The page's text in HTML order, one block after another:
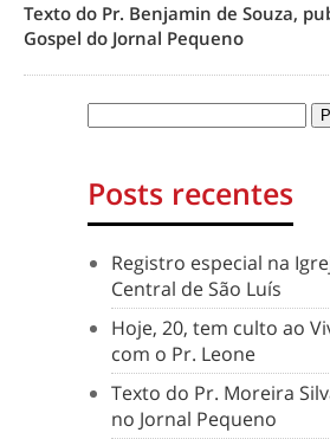
Texto do Pr. Benjamin de Souza,
Gospel do Jornal Pequeno
Posts recentes
Registro especial na
Central de São Luís
Hoje, 20, tem culto ao
com o Pr. Leone
Texto do Pr. Moreira
no Jornal Pequeno